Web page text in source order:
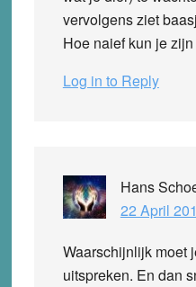
vervolgens ziet
Hoe naief kun je
Log in to Reply
Hans
22 April
Waarschijnlijk moet
uitspreken. En dan